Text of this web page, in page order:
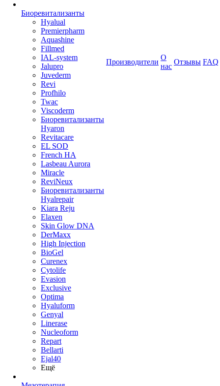
Биоревитализанты
Hyalual
Premierpharm
Aquashine
Fillmed
IAL-system
Jalupro
Juvederm
Revi
Profhilo
Twac
Viscoderm
Биоревитализанты
Hyaron
Revitacare
EL SOD
French HA
Lasbeau Aurora
Miracle
ReviNeux
Биоревитализанты
Hyalrepair
Kiara Reju
Elaxen
Skin Glow DNA
DerMaxx
High Injection
BioGel
Curenex
Cytolife
Evasion
Exclusive
Optima
Hyaluform
Genyal
Linerase
Nucleoform
Repart
Bellarti
Ejal40
Ещё
Производители
О
нас
Отзывы FAQ